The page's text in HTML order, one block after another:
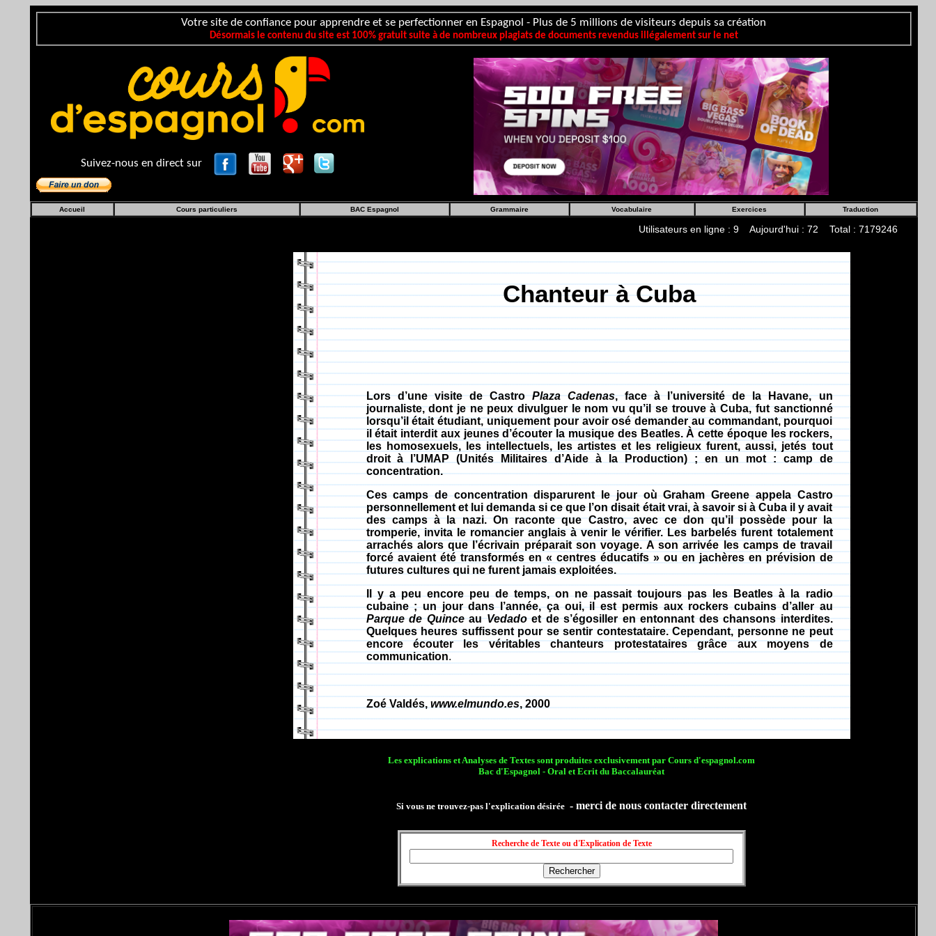
Votre site de confiance pour apprendre et se perfectionner en Espagnol - Plus de 5 millions de visiteurs depuis sa création
Désormais le contenu du site est 100% gratuit suite à de nombreux plagiats de documents revendus illégalement sur le net
Suivez-nous en direct sur
Accueil Cours particuliers BAC Espagnol Grammaire Vocabulaire Exercices Traduction
Utilisateurs en ligne : 9 Aujourd'hui : 72 Total : 7179246
Chanteur à Cuba
Lors d’une visite de CastroPlaza Cadenas, face à l’université de la Havane, un
journaliste, dont je ne peux divulguer le nom vu qu’il se trouve à Cuba, fut sanctionné
lorsqu’il était étudiant, uniquement pour avoir osé demander au commandant, pourquoi
il était interdit aux jeunes d’écouter la musique des Beatles. À cette époque les rockers,
les homosexuels, les intellectuels, les artistes et les religieux furent, aussi, jetés tout
droit à l’UMAP (Unités Militaires d’Aide à la Production) ; en un mot : camp de
concentration.
Ces camps de concentration disparurent le jour où Graham Greene appela Castro
personnellement et lui demanda si ce que l’on disait était vrai, à savoir si à Cuba il y avait
des camps à la nazi. On raconte que Castro, avec ce don qu’il possède pour la
tromperie, invita le romancier anglais à venir le vérifier. Les barbelés furent totalement
arrachés alors que l’écrivain préparait son voyage. A son arrivée les camps de travail
forcé avaient été transformés en « centres éducatifs » ou en jachères en prévision de
futures cultures qui ne furent jamais exploitées.
Il y a peu encore peu de temps, on ne passait toujours pas les Beatles à la radio
cubaine ; un jour dans l’année, ça oui, il est permis aux rockers cubains d’aller au
Parque deQuinceauVedadoet de s’égosiller en entonnant des chansons interdites.
Quelques heures suffissent pour se sentir contestataire. Cependant, personne ne peut
encore écouter les véritables chanteurs protestataires grâce aux moyens de
communication.
Zoé Valdés, www.elmundo.es, 2000
Les explications et Analyses de Textes sont produites exclusivement par Cours d'espagnol.com
Bac d'Espagnol - Oral et Ecrit du Baccalauréat
Si vous ne trouvez-pas l'explication désirée - merci de nous contacter directement
Recherche de Texte ou d'Explication de Texte